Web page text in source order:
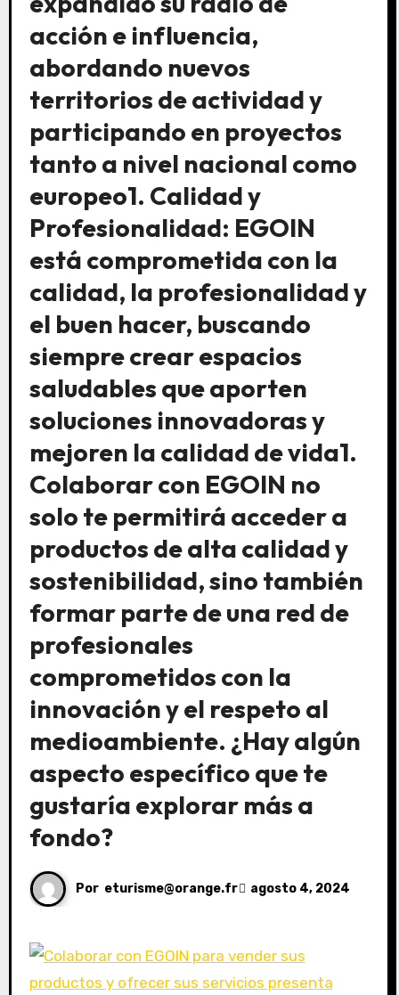
acción e influencia,
abordando nuevos
territorios de actividad y
participando en proyectos
tanto a nivel nacional como
europeo1. Calidad y
Profesionalidad: EGOIN
está comprometida con la
calidad, la profesionalidad y
el buen hacer, buscando
siempre crear espacios
saludables que aporten
soluciones innovadoras y
mejoren la calidad de vida1.
Colaborar con EGOIN no
solo te permitirá acceder a
productos de alta calidad y
sostenibilidad, sino también
formar parte de una red de
profesionales
comprometidos con la
innovación y el respeto al
medioambiente. ¿Hay algún
aspecto específico que te
gustaría explorar más a
fondo?
Por eturisme@orange.fr agosto 4, 2024